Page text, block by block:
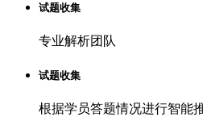
试题收集
专业解析团队
试题收集
根据学员答题情况进行智能